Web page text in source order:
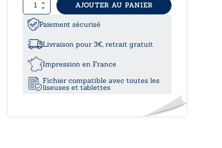
quantité
de
Au
creux
de
AJOUTER AU PANIER
Paiement sécurisé
Livraison pour 3€, retrait gratuit
Impression en France
Fichier compatible avec toutes les
liseuses et tablettes